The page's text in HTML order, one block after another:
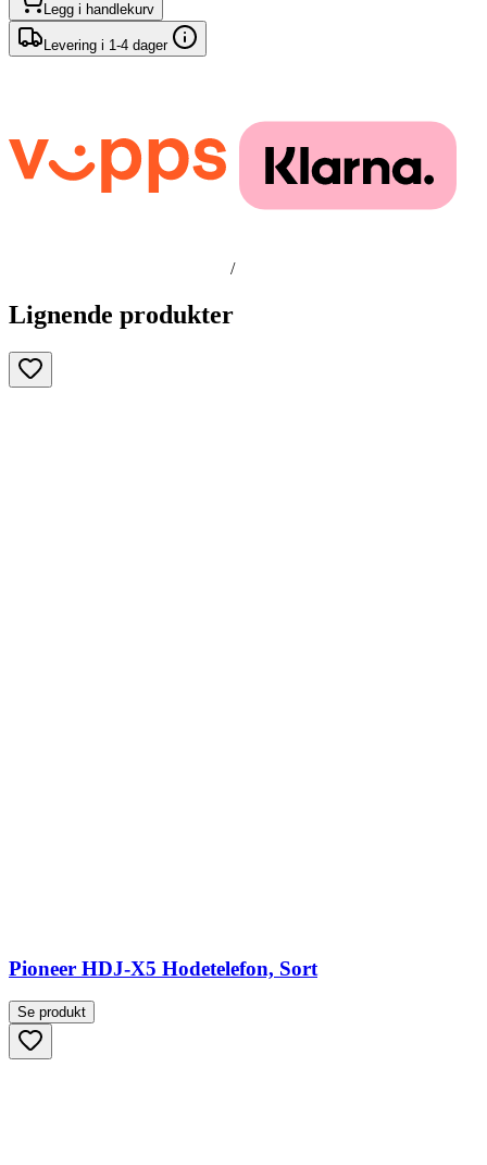
Legg i handlekurv
Levering i 1-4 dager
/
Lignende produkter
Pioneer HDJ-X5 Hodetelefon, Sort
Se produkt